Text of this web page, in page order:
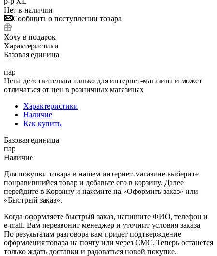
Нет в наличии
Сообщить о поступлении товара
Хочу в подарок
Характеристики
Базовая единица
—
пар
Цена действительна только для интернет-магазина и может
отличаться от цен в розничных магазинах
Характеристики
Наличие
Как купить
Базовая единица
пар
Наличие
Для покупки товара в нашем интернет-магазине выберите
понравившийся товар и добавьте его в корзину. Далее
перейдите в Корзину и нажмите на «Оформить заказ» или
«Быстрый заказ».
Когда оформляете быстрый заказ, напишите ФИО, телефон и
e-mail. Вам перезвонит менеджер и уточнит условия заказа.
По результатам разговора вам придет подтверждение
оформления товара на почту или через СМС. Теперь останется
только ждать доставки и радоваться новой покупке.